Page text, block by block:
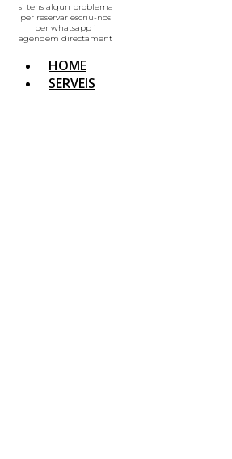
si tens algun problema
per reservar escriu-nos
per whatsapp i
agendem directament
HOME
SERVEIS